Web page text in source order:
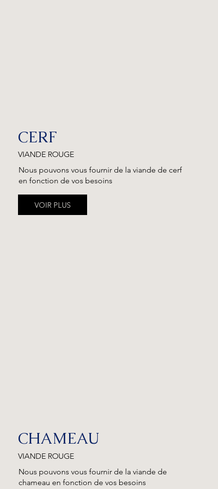
CERF
VIANDE ROUGE
Nous pouvons vous fournir de la viande de cerf
en fonction de vos besoins
VOIR PLUS
CHAMEAU
VIANDE ROUGE
Nous pouvons vous fournir de la viande de
chameau en fonction de vos besoins